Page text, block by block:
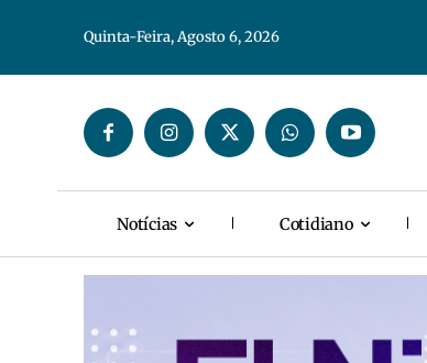
Quinta-Feira, Agosto 6, 2026
Notícias Cotidiano